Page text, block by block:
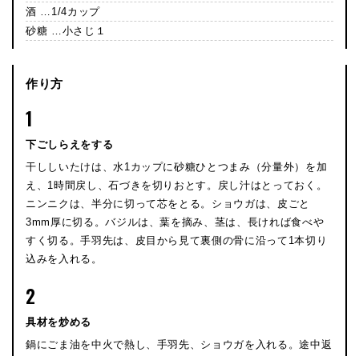
酒 …1/4カップ
砂糖 …小さじ１
作り方
1
下ごしらえをする
干ししいたけは、水1カップに砂糖ひとつまみ（分量外）を加
え、1時間戻し、石づきを切りおとす。戻し汁はとっておく。
ニンニクは、半分に切って芯をとる。ショウガは、皮ごと
3mm厚に切る。バジルは、葉を摘み、茎は、長ければ食べや
すく切る。手羽先は、皮目から見て裏側の骨に沿って1本切り
込みを入れる。
2
具材を炒める
鍋にごま油を中火で熱し、手羽先、ショウガを入れる。途中返